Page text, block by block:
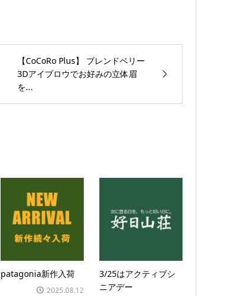
【CoCoRo Plus】 ブレンドベリー
3Dアイブロウでお好みの立体眉
を...
patagonia新作入荷
2025.08.12
3/25はアクティブシ
ニアデー